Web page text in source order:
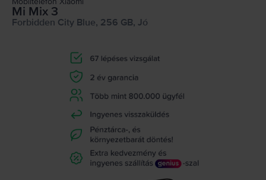
Mi Mix 3
Forbidden City Blue, 256 GB, Jó